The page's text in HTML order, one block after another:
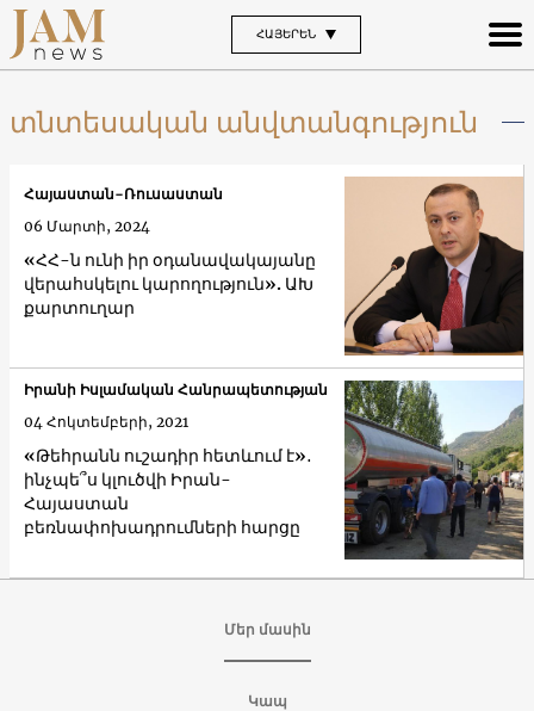
ՀԱՅԵՐԵՆ
տնտեսական անվտանգություն
«ՀՀ-ն ունի իր օդանավակայանը
վերահսկելու կարողություն». ԱԽ
քարտուղար
Հայաստան-Ռուսաստան
06 Մարտի, 2024
«Թեհրանն ուշադիր հետևում է»․
ինչպե՞ս կլուծվի Իրան-
Հայաստան
բեռնափոխադրումների հարցը
Իրանի Իսլամական Հանրապետության
04 Հոկտեմբերի, 2021
Մեր մասին
Կապ